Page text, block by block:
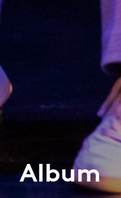
Album